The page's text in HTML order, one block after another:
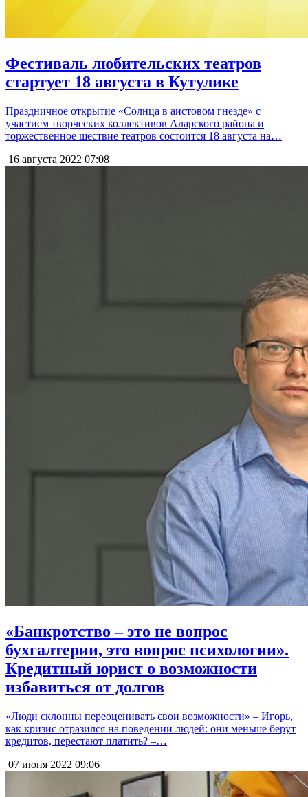
Фестиваль любительских театров
стартует 18 августа в Кутулике
Праздничное открытие «Солнца в аистовом гнезде» с
участием творческих коллективов Аларского района и
торжественное шествие театров состоится 18 августа на…
16 августа 2022 07:08
«Банкротство – это не вопрос
бухгалтерии, это вопрос психологии».
Кредитный юрист о возможности
избавиться от долгов
«Люди склонны переоценивать свои возможности» – Игорь,
как кризис отразился на поведении людей: они меньше берут
кредитов, перестают платить? –…
07 июня 2022 09:06